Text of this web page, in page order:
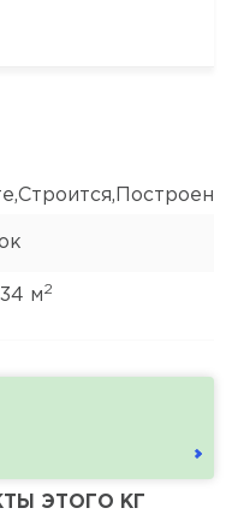
134 м2
ЭТОГО КГ